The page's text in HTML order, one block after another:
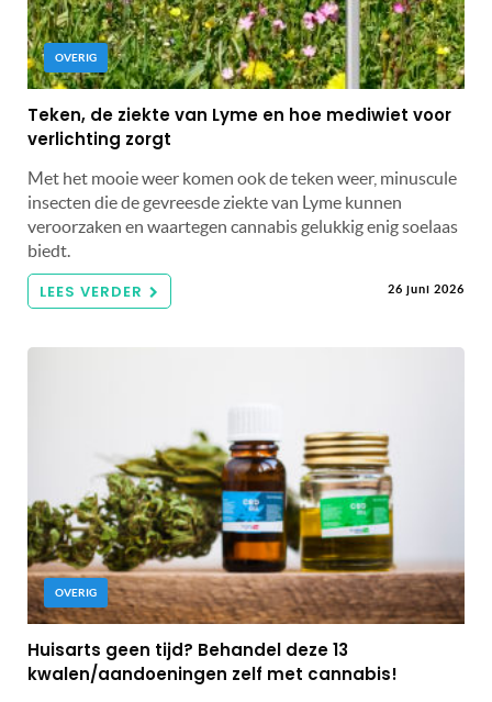
OVERIG
Teken, de ziekte van Lyme en hoe mediwiet voor
verlichting zorgt
Met het mooie weer komen ook de teken weer, minuscule
insecten die de gevreesde ziekte van Lyme kunnen
veroorzaken en waartegen cannabis gelukkig enig soelaas
biedt.
LEES VERDER 26 juni 2026
OVERIG
Huisarts geen tijd? Behandel deze 13
kwalen/aandoeningen zelf met cannabis!